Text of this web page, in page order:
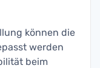
können die
werden
beim